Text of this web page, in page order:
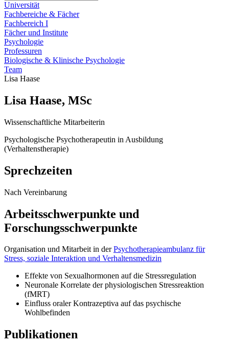
Universität
Fachbereiche & Fächer
Fachbereich I
Fächer und Institute
Psychologie
Professuren
Biologische & Klinische Psychologie
Team
Lisa Haase
Lisa Haase, MSc
Wissenschaftliche Mitarbeiterin
Psychologische Psychotherapeutin in Ausbildung
(Verhaltenstherapie)
Sprechzeiten
Nach Vereinbarung
Arbeitsschwerpunkte und
Forschungsschwerpunkte
Organisation und Mitarbeit in derPsychotherapieambulanz für
Stress, soziale Interaktion und Verhaltensmedizin
Effekte von Sexualhormonen auf die Stressregulation
Neuronale Korrelate der physiologischen Stressreaktion
(fMRT)
Einfluss oraler Kontrazeptiva auf das psychische
Wohlbefinden
Publikationen